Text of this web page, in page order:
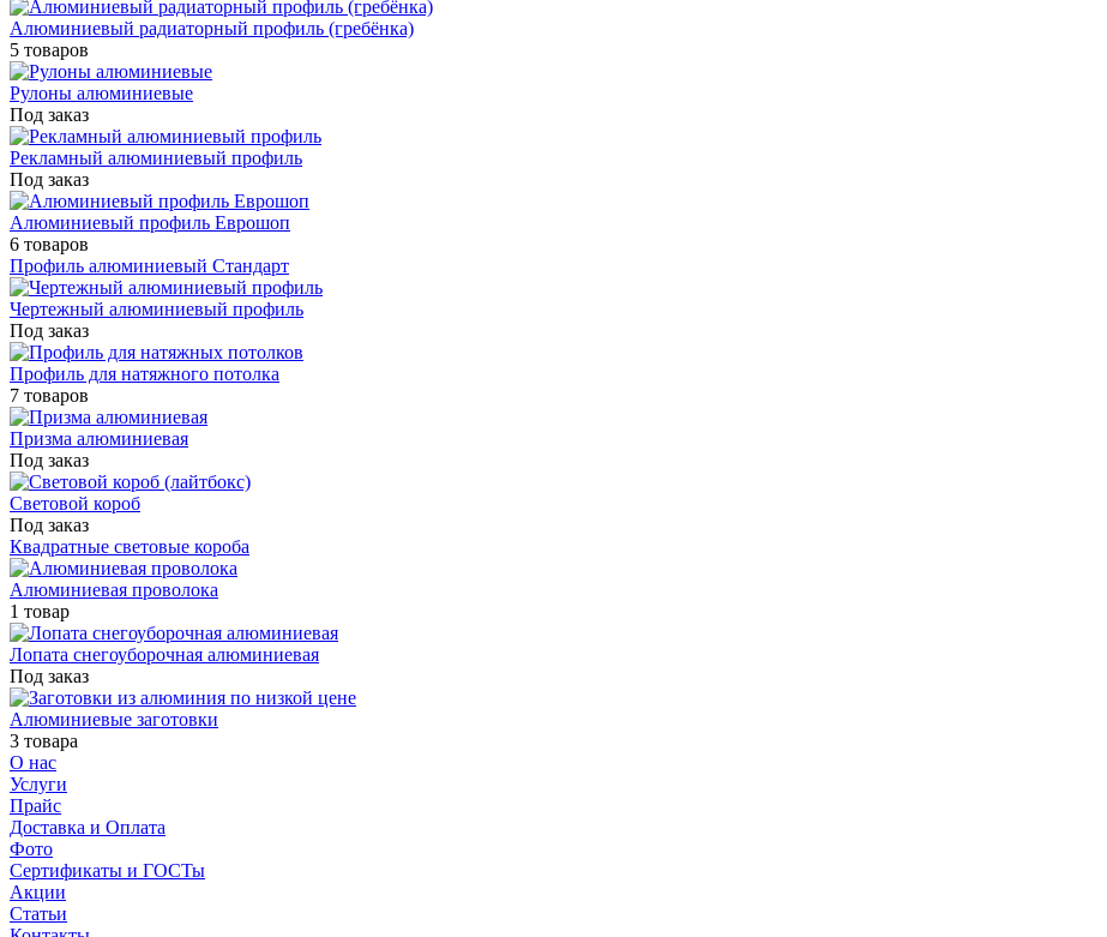
Алюминиевый радиаторный профиль (гребёнка)
5 товаров
Рулоны алюминиевые
Под заказ
Рекламный алюминиевый профиль
Под заказ
Алюминиевый профиль Еврошоп
6 товаров
Профиль алюминиевый Стандарт
Чертежный алюминиевый профиль
Под заказ
Профиль для натяжного потолка
7 товаров
Призма алюминиевая
Под заказ
Световой короб
Под заказ
Квадратные световые короба
Алюминиевая проволока
1 товар
Лопата снегоуборочная алюминиевая
Под заказ
Алюминиевые заготовки
3 товара
О нас
Услуги
Прайс
Доставка и Оплата
Фото
Сертификаты и ГОСТы
Акции
Статьи